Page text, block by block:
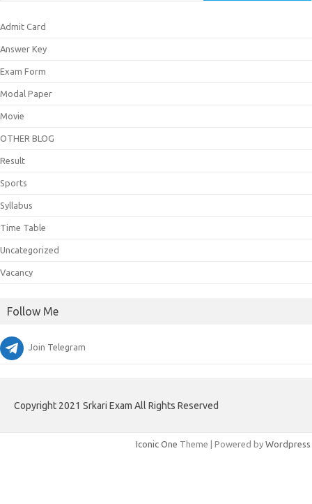
Admit Card
Answer Key
Exam Form
Modal Paper
Movie
OTHER BLOG
Result
Sports
Syllabus
Time Table
Uncategorized
Vacancy
Follow Me
Join Telegram
Copyright 2021 Srkari Exam All Rights Reserved
Iconic One Theme | Powered by Wordpress